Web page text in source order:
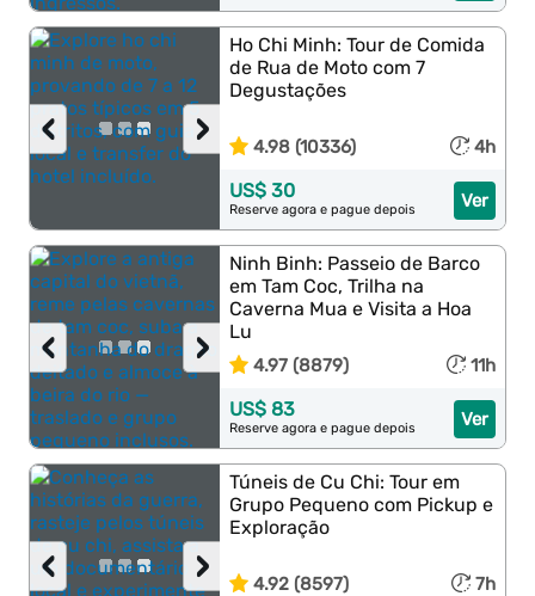
›
‹
Ho Chi Minh: Tour de Comida
de Rua de Moto com 7
Degustações
4.98 (10336) 4h
Ver
US$ 30
Reserve agora e pague depois
›
‹
Ninh Binh: Passeio de Barco
em Tam Coc, Trilha na
Caverna Mua e Visita a Hoa
Lu
4.97 (8879) 11h
Ver
US$ 83
Reserve agora e pague depois
›
‹
Túneis de Cu Chi: Tour em
Grupo Pequeno com Pickup e
Exploração
4.92 (8597) 7h